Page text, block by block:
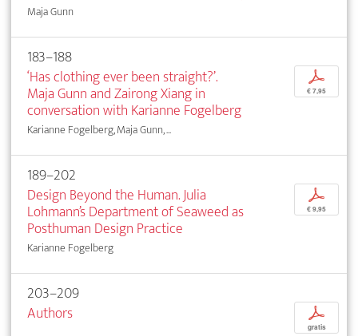
Maja Gunn
183–188
‘Has clothing ever been straight?’.
Maja Gunn and Zairong Xiang in
conversation with Karianne Fogelberg
Karianne Fogelberg, Maja Gunn, ...
p
€ 7,95
189–202
Design Beyond the Human. Julia
Lohmann’s Department of Seaweed as
Posthuman Design Practice
Karianne Fogelberg
p
€ 9,95
203–209
Authors
p
gratis